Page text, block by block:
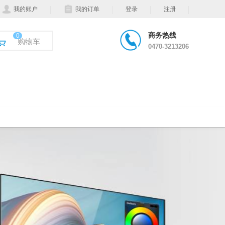
我的账户 我的订单 登录 注册
购物车
0 商务热线
0470-3213206